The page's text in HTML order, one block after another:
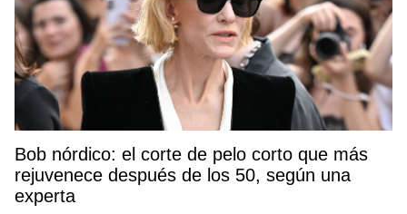
Bob nórdico: el corte de pelo corto que más
rejuvenece después de los 50, según una
experta